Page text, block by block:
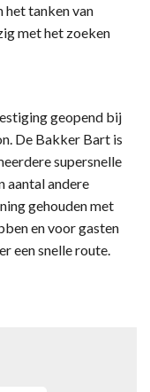
het tanken van
met het zoeken
geopend bij
De Bakker Bart is
supersnelle
aantal andere
gehouden met
en voor gasten
een snelle route.